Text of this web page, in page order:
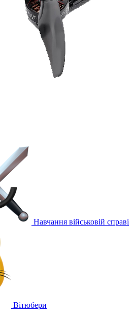
Навчання військовій справі
Вітюбери